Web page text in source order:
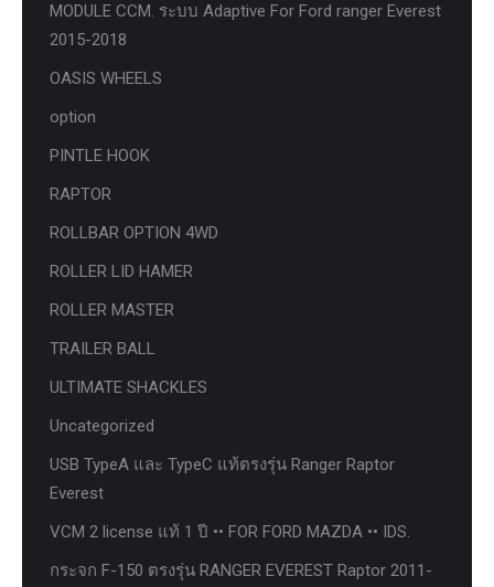
MODULE CCM. ระบบ Adaptive For Ford ranger Everest
2015-2018
OASIS WHEELS
option
PINTLE HOOK
RAPTOR
ROLLBAR OPTION 4WD
ROLLER LID HAMER
ROLLER MASTER
TRAILER BALL
ULTIMATE SHACKLES
Uncategorized
USB TypeA และ TypeC แท้ตรงรุ่น Ranger Raptor
Everest
VCM 2 license แท้ 1 ปี •• FOR FORD MAZDA •• IDS.
กระจก F-150 ตรงรุ่น RANGER EVEREST Raptor 2011-